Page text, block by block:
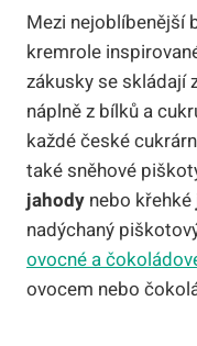
Mezi nejoblíbenější
kremrole
zákusky se skládají
náplně z bílků a
každé české
také sněhové
jahody nebo křehké
nadýchaný
ovocné a
ovocem nebo